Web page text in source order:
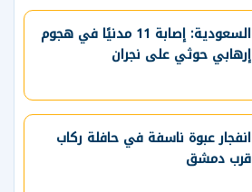
السعودية: إصابة 11 مدنيًا في هجوم
إرهابي حوثي على نجران
انفجار عبوة ناسفة في حافلة ركاب
قرب دمشق